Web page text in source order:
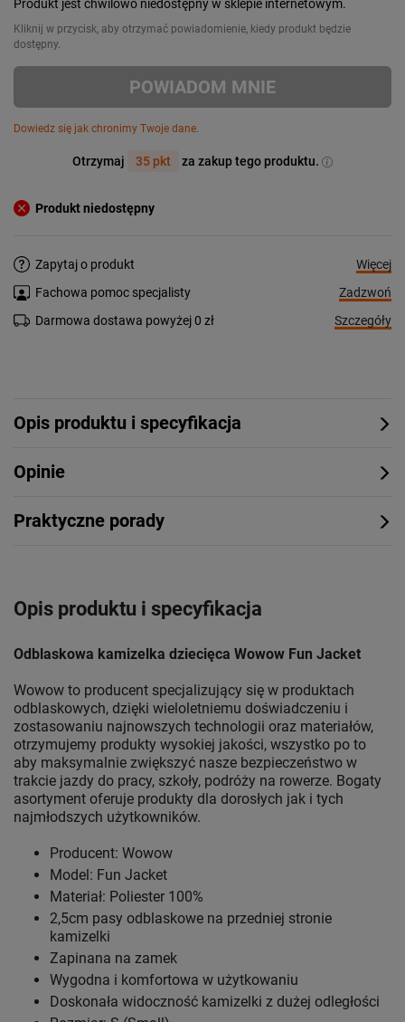
Produkt jest chwilowo niedostępny w sklepie internetowym.
Kliknij w przycisk, aby otrzymać powiadomienie, kiedy produkt będzie
dostępny.
POWIADOM MNIE
Dowiedz się jak chronimy Twoje dane.
Otrzymaj 35 pkt za zakup tego produktu.
Produkt niedostępny
Zapytaj o produkt
Więcej
Fachowa pomoc specjalisty
Zadzwoń
Darmowa dostawa powyżej 0 zł
Szczegóły
Opis produktu i specyfikacja
Opinie
Praktyczne porady
Opis produktu i specyfikacja
Odblaskowa kamizelka dziecięca Wowow Fun Jacket
Wowow to producent specjalizujący się w produktach
odblaskowych, dzięki wieloletniemu doświadczeniu i
zostasowaniu najnowszych technologii oraz materiałów,
otrzymujemy produkty wysokiej jakości, wszystko po to
aby maksymalnie zwiększyć nasze bezpieczeństwo w
trakcie jazdy do pracy, szkoły, podróży na rowerze. Bogaty
asortyment oferuje produkty dla dorosłych jak i tych
najmłodszych użytkowników.
Producent: Wowow
Model: Fun Jacket
Materiał: Poliester 100%
2,5cm pasy odblaskowe na przedniej stronie
kamizelki
Zapinana na zamek
Wygodna i komfortowa w użytkowaniu
Doskonała widoczność kamizelki z dużej odległości